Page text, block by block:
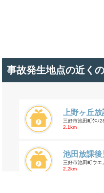
事故発生地点の近く
上野ヶ丘
三好市池田町ｳｴﾉ
2.1km
池田放課
三好市池田町ウエ
2.2km